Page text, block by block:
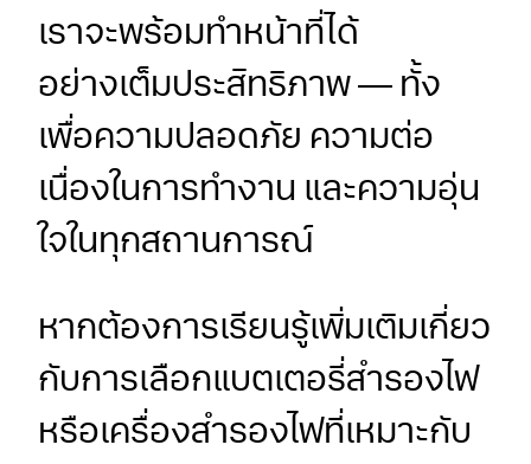
เราจะพร้อมทำหน้าที่ได้
อย่างเต็มประสิทธิภาพ — ทั้ง
เพื่อความปลอดภัย ความต่อ
เนื่องในการทำงาน และความอุ่น
ใจในทุกสถานการณ์
หากต้องการเรียนรู้เพิ่มเติมเกี่ยว
กับการเลือกแบตเตอรี่สำรองไฟ
หรือเครื่องสำรองไฟที่เหมาะกับ